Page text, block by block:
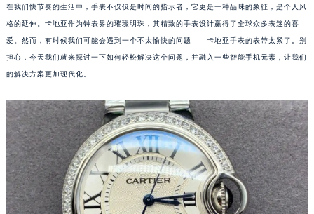
在我们快节奏的生活中，手表不仅仅是时间的指示者，它更是一种品味的象征，是个人风
格的延伸。卡地亚作为钟表界的璀璨明珠，其精致的手表设计赢得了全球众多表迷的喜
爱。然而，有时候我们可能会遇到一个不太愉快的问题——卡地亚手表的表带太紧了。别
担心，今天我们就来探讨一下如何轻松解决这个问题，并融入一些智能手机元素，让我们
的解决方案更加现代化。